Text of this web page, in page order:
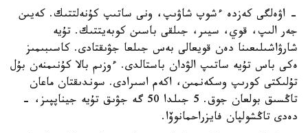
- اۋەلگى كەزدە ءشوپ شاۋىپ، ونى ساتىپ كۇنەلتتىك. كەيىن
جەر الىپ، قوي، سيىر، جىلقى باسىن كوبەيتتىك. تۇيە
شارۋاشىلىعىنا دەن قويعالى بەس جىلعا جۋىقتادى. كاسىبىمىز
ەكى باس تۇيە ساتىپ الۋدان باستالدى. ءوزىم بالا كۇنىمنەن بۇل
تۇلىكتى كورىپ وسكەنمىن، اكەم اسىرادى. سوندىقتان ماعان
تاڭسىق بولعان جوق. 5 جىلدا 50 گە جۋىق تۇيە جيناپپىز، -
دەدى تاڭشولپان فايزراحمانوۆا.